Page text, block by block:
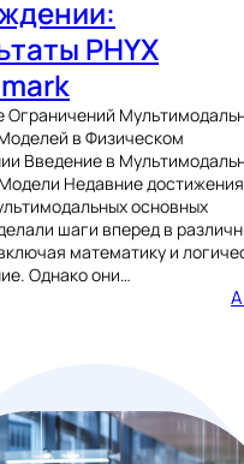
PHYX
Ограничений
в Физическом
Введение в
Недавние
основных
шаги вперед в
математику и
Однако они…